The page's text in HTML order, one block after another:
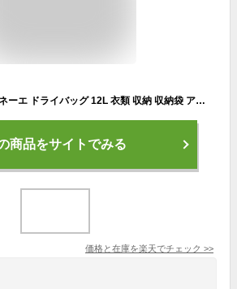
防水バッグ 軽量 nahe ネーエ ドライバッグ 12L 衣類 収納 収納袋 アウトドア 靴 スリッパ 耐久性 はっ水加工 ナイロン スタッフバッグ コンパクト 普段使い プール 海水浴 おしゃれ 4色 中国 旅行 キャンプ 釣り 登山 ジム サウナ
商品をサイトでみる
価格と在庫を楽天でチェック >>